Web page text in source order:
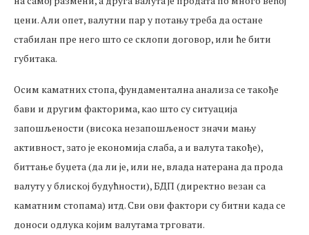
цени. Али опет, валутни пар у потању треба да остане
стабилан пре него што се склопи договор, или ће бити
губитака.
Осим каматних стопа, фундаментална анализа се такође
бави и другим факторима, као што су ситуација
запошљености (висока незапошљеност значи мању
активност, зато је економија слаба, а и валута такође),
биттање буџета (да ли је, или не, влада натерана да прода
валуту у блиској будућности), БДП (директно везан са
каматним стопама) итд. Сви ови фактори су битни када се
доноси одлука којим валутама трговати.